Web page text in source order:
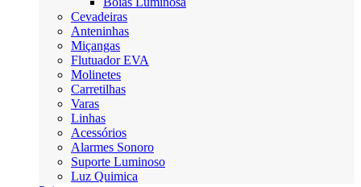
Cevadeiras
Anteninhas
Miçangas
Flutuador EVA
Molinetes
Carretilhas
Varas
Linhas
Acessórios
Alarmes Sonoro
Suporte Luminoso
Luz Quimica